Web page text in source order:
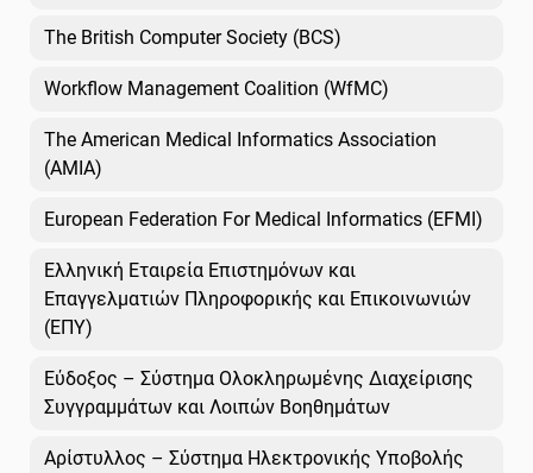
The British Computer Society (BCS)
Workflow Management Coalition (WfMC)
The American Medical Informatics Association
(AMIA)
European Federation For Medical Informatics (EFMI)
Ελληνική Εταιρεία Επιστημόνων και
Επαγγελματιών Πληροφορικής και Επικοινωνιών
(ΕΠΥ)
Εύδοξος – Σύστημα Ολοκληρωμένης Διαχείρισης
Συγγραμμάτων και Λοιπών Βοηθημάτων
Αρίστυλλος – Σύστημα Ηλεκτρονικής Υποβολής